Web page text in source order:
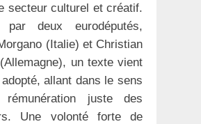
secteur culturel et créatif.
par deux eurodéputés,
(Italie) et Christian
un texte vient
adopté, allant dans le sens
rémunération juste des
Une volonté forte de